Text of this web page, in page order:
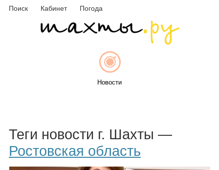
Поиск Кабинет Погода
Новости
Афиша
Теги новости г. Шахты —
Ростовская область